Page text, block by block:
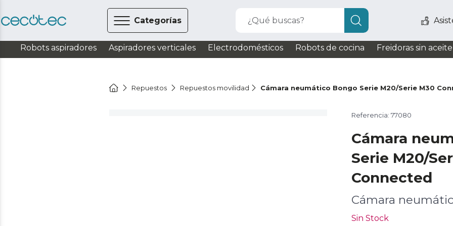
Categorías ¿Qué buscas?
Robots aspiradores Aspiradores verticales Electrodomésticos Robots de cocina Freidoras sin aceite
Repuestos Repuestos movilidad Cámara neumático Bongo Serie M20/Serie M30
Referencia: 77080
Cámara
Serie M20/
Connected
Cámara
Sin Stock